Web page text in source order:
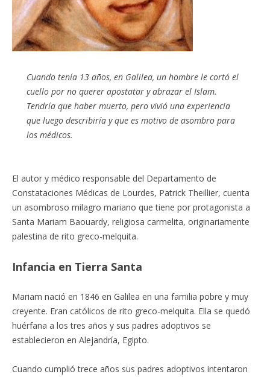
Cuando tenía 13 años, en Galilea, un hombre le cortó el
cuello por no querer apostatar y abrazar el Islam.
Tendría que haber muerto, pero vivió una experiencia
que luego describiría y que es motivo de asombro para
los médicos.
El autor y médico responsable del Departamento de
Constataciones Médicas de Lourdes, Patrick Theillier, cuenta
un asombroso milagro mariano que tiene por protagonista a
Santa Mariam Baouardy, religiosa carmelita, originariamente
palestina de rito greco-melquita.
Infancia en Tierra Santa
Mariam nació en 1846 en Galilea en una familia pobre y muy
creyente. Eran católicos de rito greco-melquita. Ella se quedó
huérfana a los tres años y sus padres adoptivos se
establecieron en Alejandría, Egipto.
Cuando cumplió trece años sus padres adoptivos intentaron